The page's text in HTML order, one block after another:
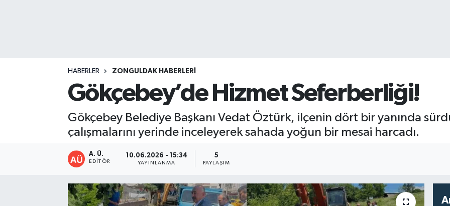
HABERLER ZONGULDAK HABERLERI
Gökçebey’de Hizmet Seferberliği!
Gökçebey Belediye Başkanı Vedat Öztürk, ilçenin dört bir yanında
çalışmalarını yerinde inceleyerek sahada yoğun bir mesai harcadı.
A. Ü.
EDITÖR
10.06.2026 - 15:34
YAYINLANMA
5
PAYLAŞIM
GÖKÇEBEY